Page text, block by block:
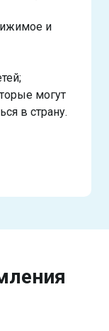
и
могут
в страну.